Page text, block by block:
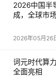
2026中国半
成，全球市
2026年05月26
词元时代算
全面亮相